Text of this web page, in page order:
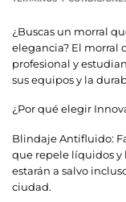
¿Buscas un morral
elegancia? El morral
profesional y
sus equipos y la
¿Por qué elegir
Blindaje Antifluido:
que repele líquidos y
estarán a salvo
ciudad.